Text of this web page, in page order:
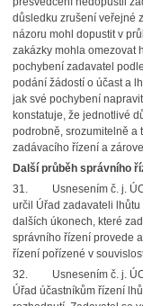
důsledku zrušení veřejné
názoru mohl dopustit v
zakázky mohla omezovat
pochybení zadavatel
podání žádostí o účast a
jak své pochybení
konstatuje, že jednotlivé
podrobně, srozumitelně a
zadávacího řízení a
Další průběh správního
31. Usnesením č. j.
určil Úřad zadavateli
dalších úkonech, které
správního řízení provede
řízení pořízené v
32. Usnesením č. j.
Úřad účastníkům řízení